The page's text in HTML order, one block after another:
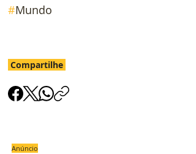
#Mundo
Compartilhe
Anúncio